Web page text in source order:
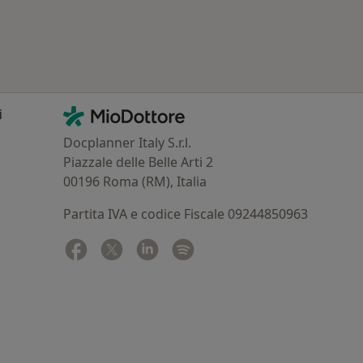
Contatti
MioDottore - Homepage
Docplanner Italy S.r.l.
Piazzale delle Belle Arti 2
00196 Roma (RM), Italia
Partita IVA e codice Fiscale 09244850963
Facebook
si apre in una nuova scheda
Twitter
si apre in una nuova scheda
Linkedin
si apre in una nuova scheda